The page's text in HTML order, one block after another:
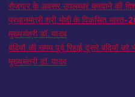
रोजगार के अवसर उपलब्धर करवाने की
प्रधानमंत्री श्री मोदी के विकसित
मुख्यमंत्री डॉ. यादव
बंदियों की समय पूर्व रिहाई दूसरे बंदियों
मुख्यमंत्री डॉ. यादव